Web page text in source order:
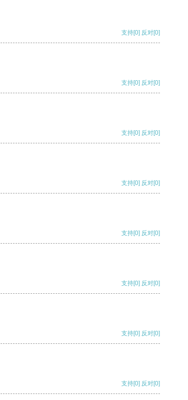
支持[0] 反对[0]
支持[0] 反对[0]
支持[0] 反对[0]
支持[0] 反对[0]
支持[0] 反对[0]
支持[0] 反对[0]
支持[0] 反对[0]
支持[0] 反对[0]